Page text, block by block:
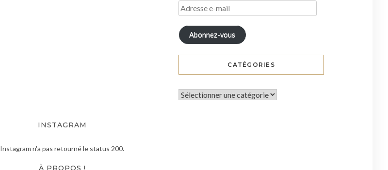
Abonnez-vous
CATÉGORIES
INSTAGRAM
Instagram n'a pas retourné le status 200.
À PROPOS !